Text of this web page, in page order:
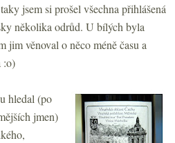
jsem si prošel všechna přihlášená
několika odrůd. U bílých byla
jim věnoval o něco méně času a
:o)
hledal (po
jmen)